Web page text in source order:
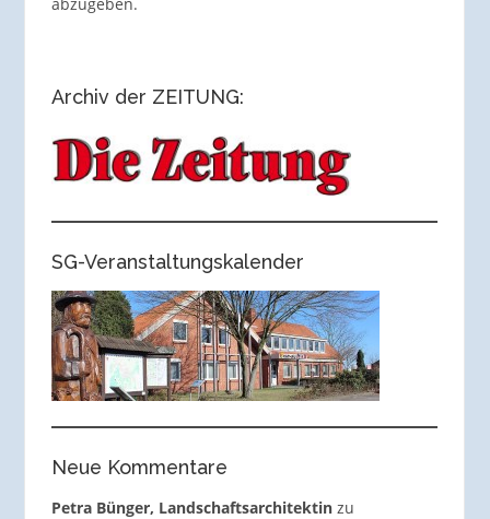
Archiv der ZEITUNG:
SG-Veranstaltungskalender
Neue Kommentare
Petra Bünger, Landschaftsarchitektinzu